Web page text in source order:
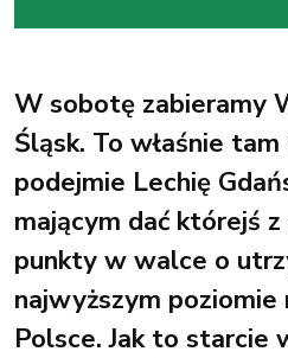
W sobotę zabieramy
Śląsk. To właśnie
podejmie Lechię
mającym dać którejś
punkty w walce o
najwyższym
Polsce. Jak to starcie